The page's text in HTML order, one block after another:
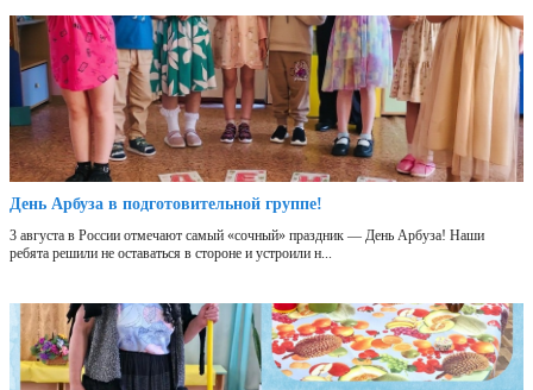
День Арбуза в подготовительной группе!
3 августа в России отмечают самый «сочный» праздник — День Арбуза! Наши
ребята решили не оставаться в стороне и устроили н...